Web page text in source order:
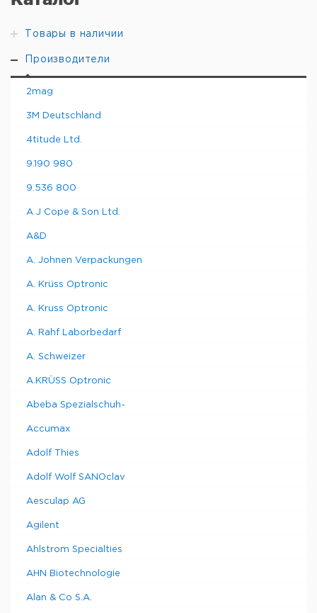
Товары в наличии
Производители
2mag
3M Deutschland
4titude Ltd.
9.190 980
9.536 800
A J Cope & Son Ltd.
A&D
A. Johnen Verpackungen
A. Krüss Optronic
A. Kruss Optronic
A. Rahf Laborbedarf
A. Schweizer
A.KRÜSS Optronic
Abeba Spezialschuh-
Accumax
Adolf Thies
Adolf Wolf SANOclav
Aesculap AG
Agilent
Ahlstrom Specialties
AHN Biotechnologie
Alan & Co S.A.